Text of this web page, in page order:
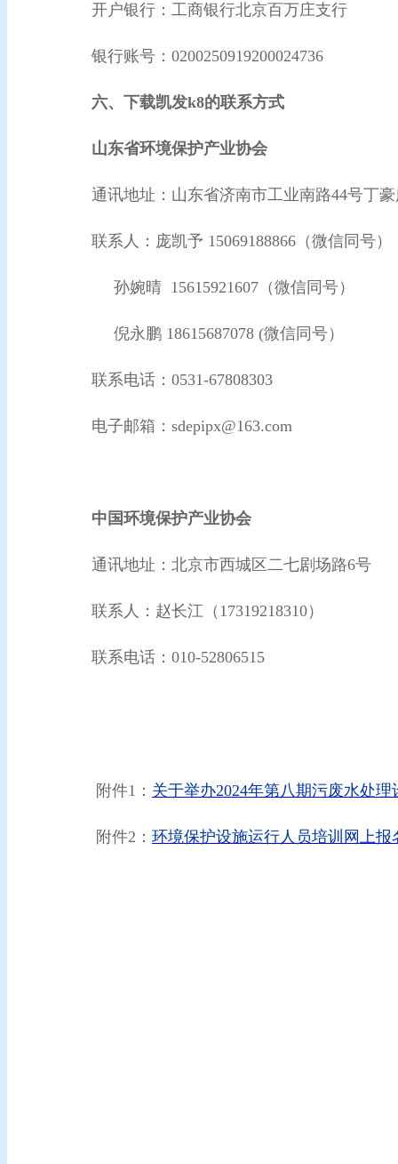
开户银行：工商银行北京百万庄支行
银行账号：0200250919200024736
六、下载凯发k8的联系方式
山东省环境保护产业协会
通讯地址：山东省济南市工业南路44号丁
联系人：庞凯予 15069188866（微信同号）
孙婉晴 15615921607（微信同号）
倪永鹏 18615687078 (微信同号）
联系电话：0531-67808303
电子邮箱： sdepipx@163.com
中国环境保护产业协会
通讯地址：北京市西城区二七剧场路6号
联系人：赵长江（17319218310）
联系电话：010-52806515
附件1： 关于举办2024年第八期污废水处
附件2： 环境保护设施运行人员培训网上报